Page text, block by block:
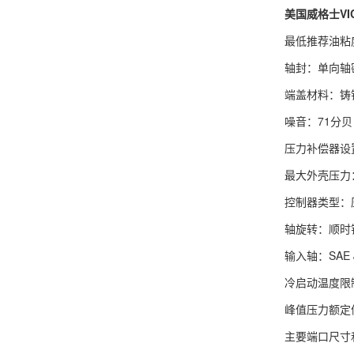
美国威格士
最低推荐油
轴封：单向
端盖材料：铸
噪音：71分贝
压力补偿器
最大外壳压
控制器类型
轴旋转：顺时
输入轴：
冷启动温度
峰值压力额
主要端口尺